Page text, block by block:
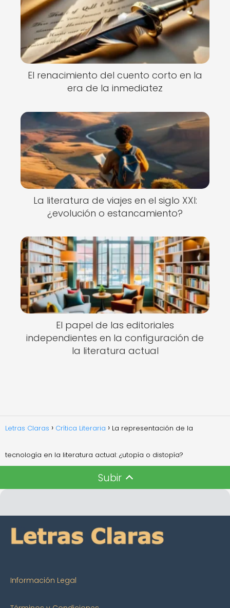
El renacimiento del cuento corto en la
era de la inmediatez
La literatura de viajes en el siglo XXI:
¿evolución o estancamiento?
El papel de las editoriales
independientes en la configuración de
la literatura actual
Letras Claras Crítica Literaria La representación de la
tecnología en la literatura actual: ¿utopía o distopía?
Subir
Información Legal